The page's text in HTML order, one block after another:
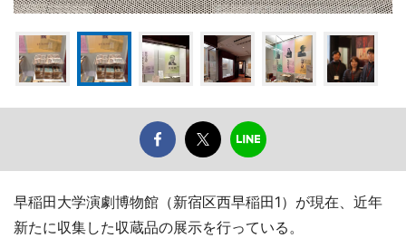
早稲田大学演劇博物館（新宿区西早稲田1）が現在、近年
新たに収集した収蔵品の展示を行っている。